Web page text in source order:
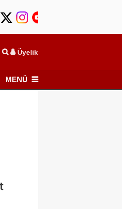
Üyelik
Köşe Yazarları
MENÜ